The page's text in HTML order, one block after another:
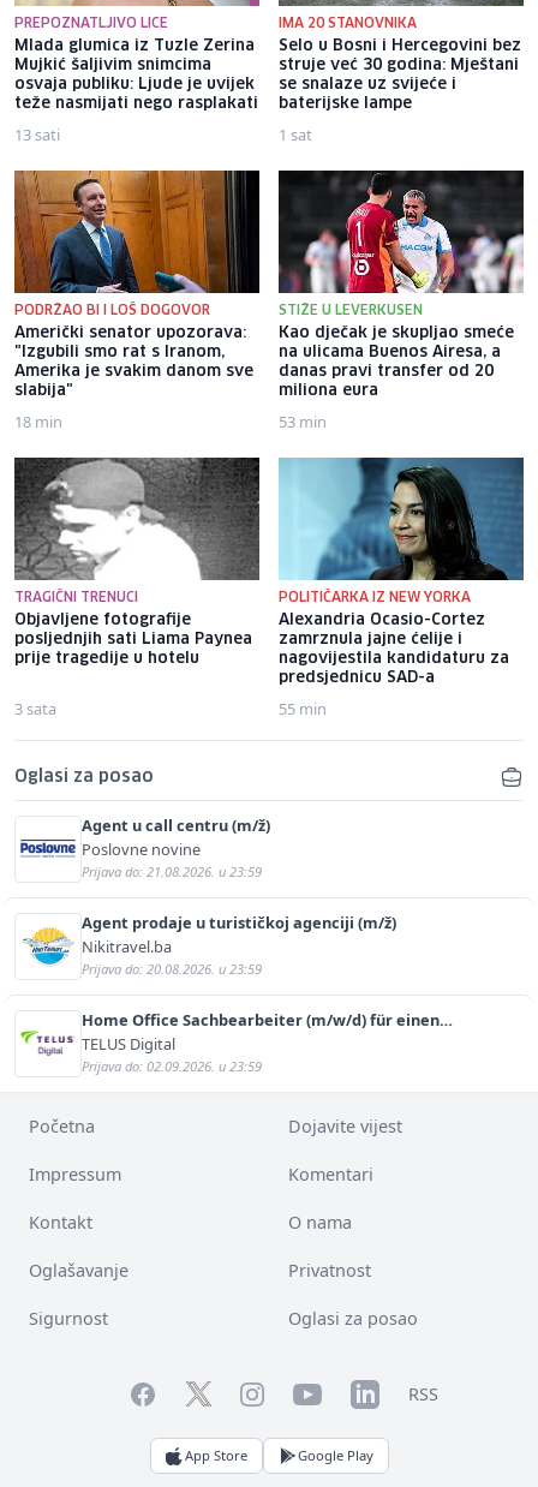
PREPOZNATLJIVO LICE
Mlada glumica iz Tuzle Zerina
Mujkić šaljivim snimcima
osvaja publiku: Ljude je uvijek
teže nasmijati nego rasplakati
13 sati
IMA 20 STANOVNIKA
Selo u Bosni i Hercegovini bez
struje već 30 godina: Mještani
se snalaze uz svijeće i
baterijske lampe
1 sat
PODRŽAO BI I LOŠ DOGOVOR
Američki senator upozorava:
"Izgubili smo rat s Iranom,
Amerika je svakim danom sve
slabija"
18 min
STIŽE U LEVERKUSEN
Kao dječak je skupljao smeće
na ulicama Buenos Airesa, a
danas pravi transfer od 20
miliona eura
53 min
TRAGIČNI TRENUCI
Objavljene fotografije
posljednjih sati Liama ​​Paynea
prije tragedije u hotelu
3 sata
POLITIČARKA IZ NEW YORKA
Alexandria Ocasio-Cortez
zamrznula jajne ćelije i
nagovijestila kandidaturu za
predsjednicu SAD-a
55 min
Oglasi za posao
Agent u call centru (m/ž)
Poslovne novine
Prijava do: 21.08.2026. u 23:59
Agent prodaje u turističkoj agenciji (m/ž)
Nikitravel.ba
Prijava do: 20.08.2026. u 23:59
Home Office Sachbearbeiter (m/w/d) für einen
bekannten deutschen Energieversorger
TELUS Digital
Prijava do: 02.09.2026. u 23:59
Početna Dojavite vijest
Impressum Komentari
Kontakt O nama
Oglašavanje Privatnost
Sigurnost Oglasi za posao
FacebookTwitterInstagramYouTubeLinkedInRSS
App Store Google Play